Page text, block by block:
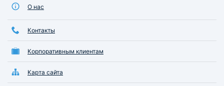
О нас
Контакты
Корпоративным клиентам
Карта сайта